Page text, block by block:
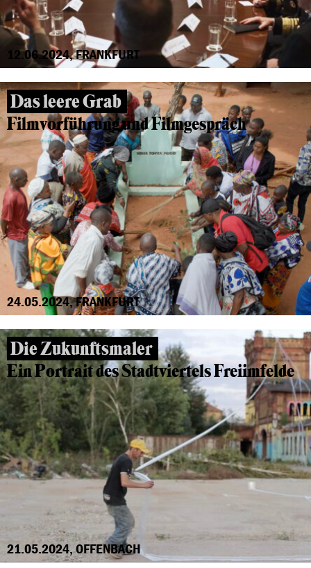
12.06.2024, FRANKFURT
Das leere Grab
Filmvorführung und Filmgespräch
24.05.2024, FRANKFURT
Die Zukunftsmaler
Ein Portrait des Stadtviertels Freiimfelde
21.05.2024, OFFENBACH